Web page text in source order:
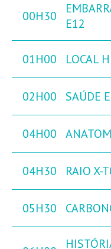
00H30
E12
01H00 LOCAL
02H00 SAÚDE
04H00
04H30 RAIO X-
05H30